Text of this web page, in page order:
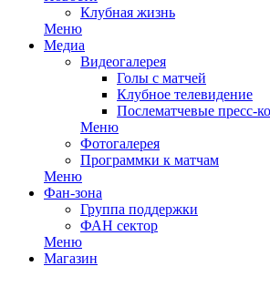
Клубная жизнь
Меню
Медиа
Видеогалерея
Голы с матчей
Клубное телевидение
Послематчевые пресс-
Меню
Фотогалерея
Программки к матчам
Меню
Фан-зона
Группа поддержки
ФАН сектор
Меню
Магазин